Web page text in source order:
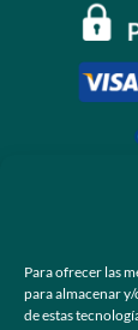
Para ofrecer las
para almacenar
de estas
